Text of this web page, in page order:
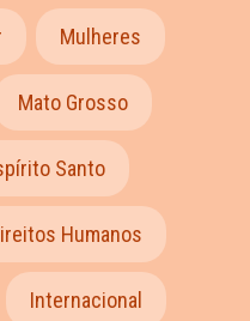
Mulheres
Mato Grosso
Santo
Humanos
Internacional